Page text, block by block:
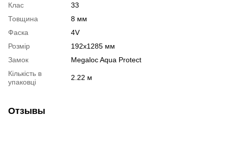
Клас
33
Товщина
8 мм
Фаска
4V
Розмір
192х1285 мм
Замок
Megaloc Aqua Protect
Кількість в
упаковці
2.22 м
Отзывы